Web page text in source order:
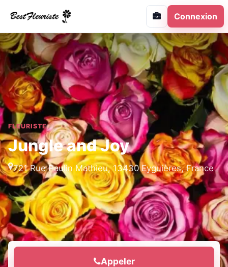
Connexion
FLEURISTE
Jungle and Joy
721 Rue Paulin Mathieu, 13430 Eyguières, France
Appeler